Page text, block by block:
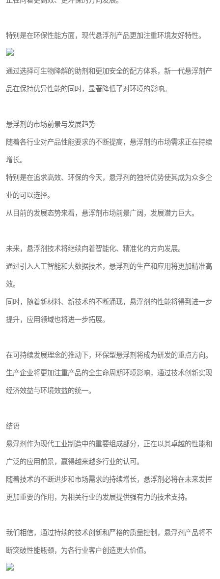
特别是在环保性能方面，现代悬浮剂产品更加注重环境友好特性。
通过选择可生物降解的助剂和更加安全的配方体系，新一代悬浮剂产
品在保持优异性能的同时，显著降低了对环境的影响。
悬浮剂的市场前景与发展趋势
随着各行业对产品性能要求的不断提高，悬浮剂的市场需求正在持续
增长。
特别是在追求高效、环保的今天，悬浮剂的独特优势使其成为众多企
业的可以选择。
从目前的发展态势来看，悬浮剂市场前景广阔，发展潜力巨大。
未来，悬浮剂技术将继续向着智能化、精准化的方向发展。
通过引入人工智能和大数据技术，悬浮剂的生产和应用将更加精准高
效。
同时，随着新材料、新技术的不断涌现，悬浮剂的性能将得到进一步
提升，应用领域也将进一步拓展。
在可持续发展理念的推动下，环保型悬浮剂将成为研发的重点方向。
生产企业将更加注重产品的全生命周期环境影响，通过技术创新实现
经济效益与环境效益的统一。
结语
悬浮剂作为现代工业制造中的重要组成部分，正在以其卓越的性能和
广泛的应用前景，赢得越来越多行业的认可。
随着技术的不断进步和市场需求的持续增长，悬浮剂必将在未来发挥
更加重要的作用，为相关行业的发展提供强有力的技术支持。
我们相信，通过持续的技术创新和严格的质量控制，悬浮剂产品将不
断突破性能瓶颈，为各行业客户创造更大价值。